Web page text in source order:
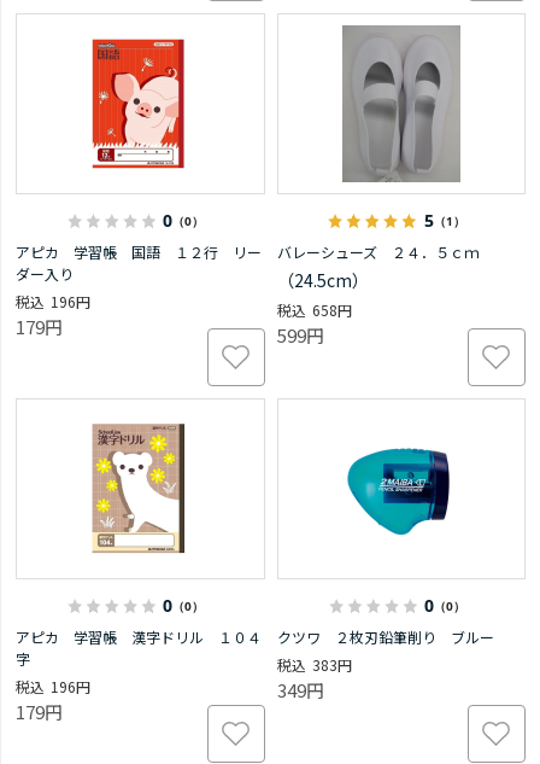
0 （0）
アピカ 学習帳 国語 １２行 リー
ダー入り
196円
179円
5（1）
バレーシューズ ２４．５ｃｍ
（24.5cm）
658円
599円
0 （0）
アピカ 学習帳 漢字ドリル １０４
字
196円
179円
0（0）
クツワ ２枚刃鉛筆削り ブルー
383円
349円